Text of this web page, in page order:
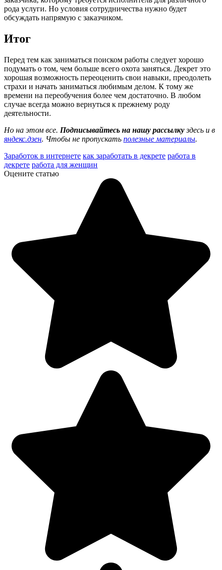
рода услуги. Но условия сотрудничества нужно будет
обсуждать напрямую с заказчиком.
Итог
Перед тем как заниматься поиском работы следует хорошо
подумать о том, чем больше всего охота заняться. Декрет это
хорошая возможность переоценить свои навыки, преодолеть
страхи и начать заниматься любимым делом. К тому же
времени на переобучения более чем достаточно. В любом
случае всегда можно вернуться к прежнему роду
деятельности.
Но на этом все. Подписывайтесь на нашу рассылкуздесь и в
яндекс.дзен. Чтобы не пропускать полезные материалы.
Заработок в интернете как заработать в декрете работа в
декрете работа для женщин
Оцените статью